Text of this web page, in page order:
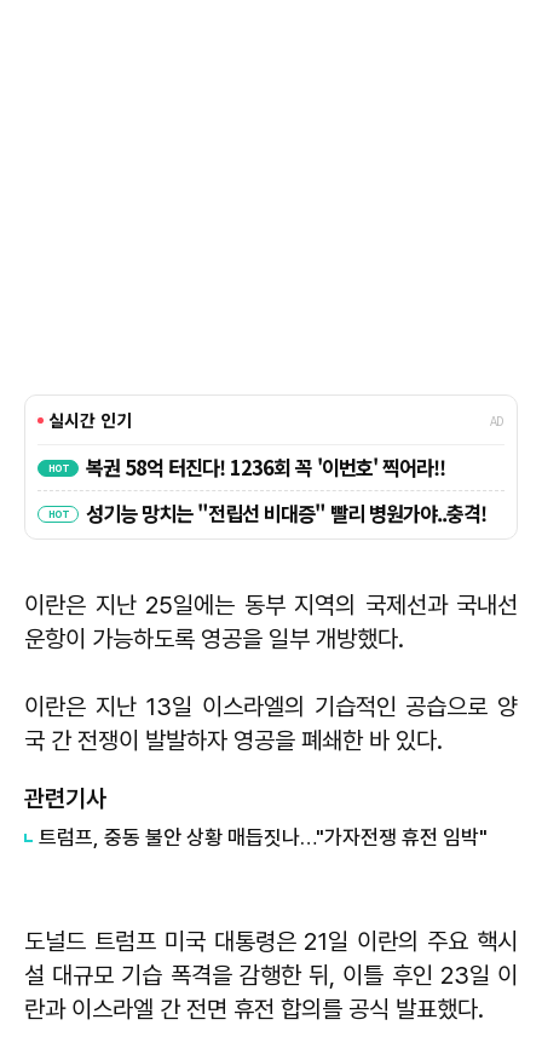
이란은 지난 25일에는 동부 지역의 국제선과 국내선
운항이 가능하도록 영공을 일부 개방했다.
이란은 지난 13일 이스라엘의 기습적인 공습으로 양
국 간 전쟁이 발발하자 영공을 폐쇄한 바 있다.
관련기사
트럼프, 중동 불안 상황 매듭짓나…"가자전쟁 휴전 임박"
도널드 트럼프 미국 대통령은 21일 이란의 주요 핵시
설 대규모 기습 폭격을 감행한 뒤, 이틀 후인 23일 이
란과 이스라엘 간 전면 휴전 합의를 공식 발표했다.